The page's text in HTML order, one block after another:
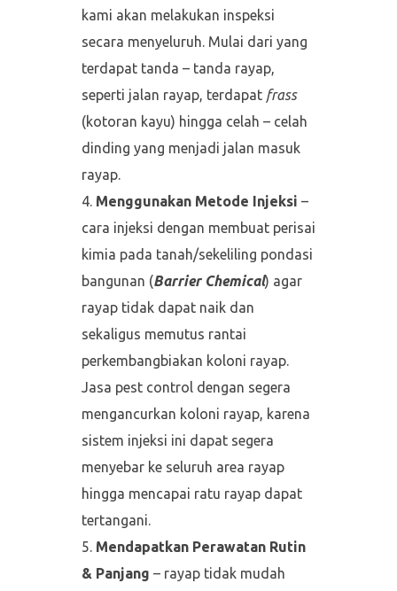
kami akan melakukan inspeksi
secara menyeluruh. Mulai dari yang
terdapat tanda – tanda rayap,
seperti jalan rayap, terdapat frass
(kotoran kayu) hingga celah – celah
dinding yang menjadi jalan masuk
rayap.
Menggunakan Metode Injeksi –
cara injeksi dengan membuat perisai
kimia pada tanah/sekeliling pondasi
bangunan (Barrier Chemical) agar
rayap tidak dapat naik dan
sekaligus memutus rantai
perkembangbiakan koloni rayap.
Jasa pest control dengan segera
mengancurkan koloni rayap, karena
sistem injeksi ini dapat segera
menyebar ke seluruh area rayap
hingga mencapai ratu rayap dapat
tertangani.
Mendapatkan Perawatan Rutin
& Panjang – rayap tidak mudah